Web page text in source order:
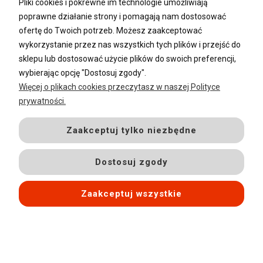
Polityka prywatności Passe partout
Lustra i ramy na wymiar
Oprawa dyplomów
Oprawa plakatów
Oprawa puzzli
Ramki na zdjęcia
Płatności i dostawa
Czas i koszty dostawy
Zwroty i reklamacje
Pliki cookies i pokrewne im technologie umożliwiają
poprawne działanie strony i pomagają nam dostosować
ofertę do Twoich potrzeb. Możesz zaakceptować
wykorzystanie przez nas wszystkich tych plików i przejść do
sklepu lub dostosować użycie plików do swoich preferencji,
wybierając opcję "Dostosuj zgody".
Więcej o plikach cookies przeczytasz w naszej Polityce
prywatności.
Zaakceptuj tylko niezbędne
Dostosuj zgody
Zaakceptuj wszystkie